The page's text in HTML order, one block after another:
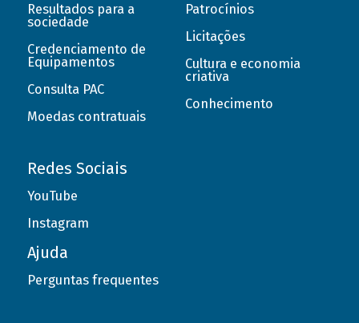
Resultados para a
sociedade
Credenciamento de
Equipamentos
Consulta PAC
Moedas contratuais
Patrocínios
Licitações
Cultura e economia
criativa
Conhecimento
Redes Sociais
YouTube
Instagram
Ajuda
Perguntas frequentes